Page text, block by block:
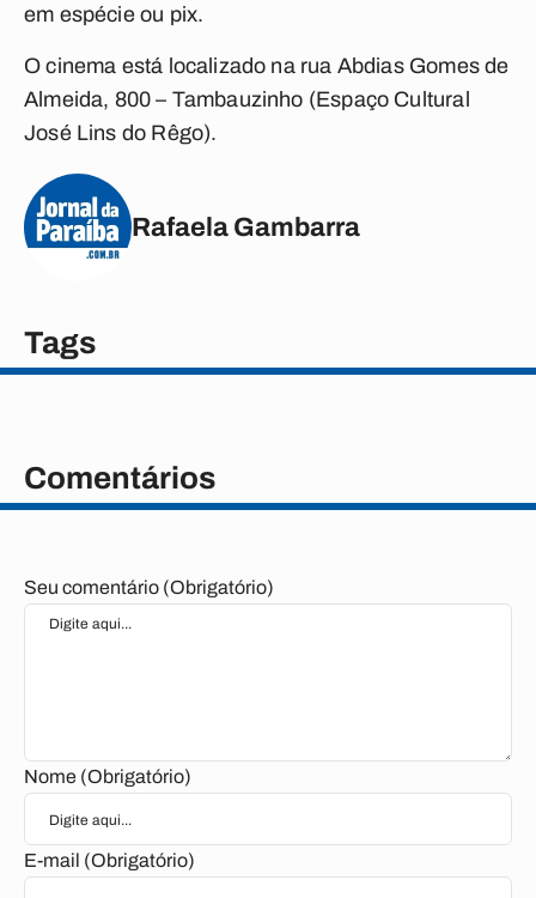
em espécie ou pix.
O cinema está localizado na rua Abdias Gomes de
Almeida, 800 – Tambauzinho (Espaço Cultural
José Lins do Rêgo).
Rafaela Gambarra
Tags
Comentários
Seu comentário (Obrigatório)
Nome (Obrigatório)
E-mail (Obrigatório)